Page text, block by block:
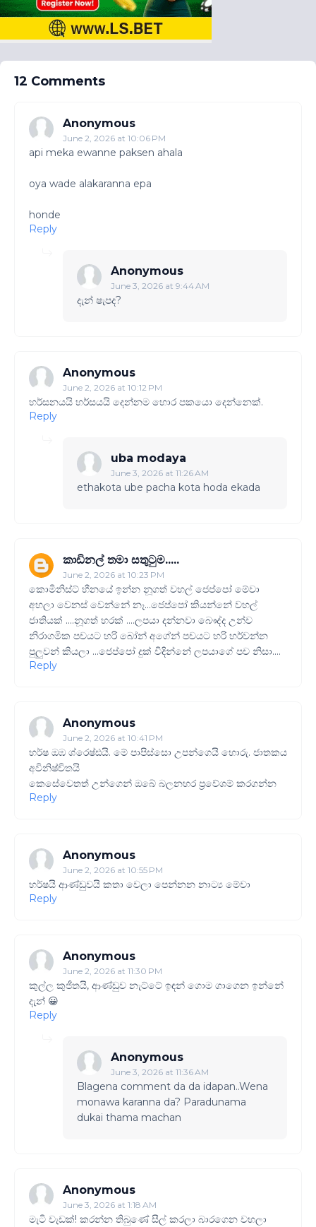
12 Comments
Anonymous
June 2, 2026 at 10:06 PM
api meka ewanne paksen ahala
oya wade alakaranna epa
honde
Reply
Anonymous
June 3, 2026 at 9:44 AM
දැන් ෂැපද​?
Anonymous
June 2, 2026 at 10:12 PM
හර්සනයයි හර්සයයි දෙන්නම හොර පකයො දෙන්නෙක්.
Reply
uba modaya
June 3, 2026 at 11:26 AM
ethakota ube pacha kota hoda ekada
කාඩිනල් තමා සතුටුම.....
June 2, 2026 at 10:23 PM
කොමිනිස්ට් හීනයේ ඉන්න නූගත් වහල් ජෙප්පෝ මේවා
අහලා වෙනස් වෙන්නේ නෑ...ජෙප්පෝ කියන්නේ වහල්
ජාතියක් ....නූගත් හරක් ....ලපයා දන්නවා බෞද්ද උන්ව
නිරාගමික පචයට හරි බෝන් අගේන් පචයට හරි හර්වන්න
පුලුවන් කියලා ...ජෙප්පෝ දුක් විදින්නේ ලපයාගේ පච නිසා....
Reply
Anonymous
June 2, 2026 at 10:41 PM
හර්ෂ ඔඹ ⁣ශ්රෙෂ්ඪයි. මේ පාපිස්සො උපන්ගෙයි හොරු. ජාතකය
අවිනිෂ්චිතයි
කෙසේවෙතත් උන්ගෙන් ඔබේ බලනහර ප්‍රවේශම් කරගන්න
Reply
Anonymous
June 2, 2026 at 10:55 PM
හර්ෂයි ආණ්ඩුවයි කතා වෙලා පෙන්නන නාට්‍ය මේවා
Reply
Anonymous
June 2, 2026 at 11:30 PM
කුල්ල කුජීතයි, ආණ්ඩුව නැට්ටේ ඉඳන් ගොම ගාගෙන ඉන්නේ
දැන් 😀
Reply
Anonymous
June 3, 2026 at 11:36 AM
Blagena comment da da idapan..Wena
monawa karanna da? Paradunama
dukai thama machan
Anonymous
June 3, 2026 at 1:18 AM
මැටි වැඩක්! කරන්න තිබුණේ සීල් කරලා බාරගෙන වහලා